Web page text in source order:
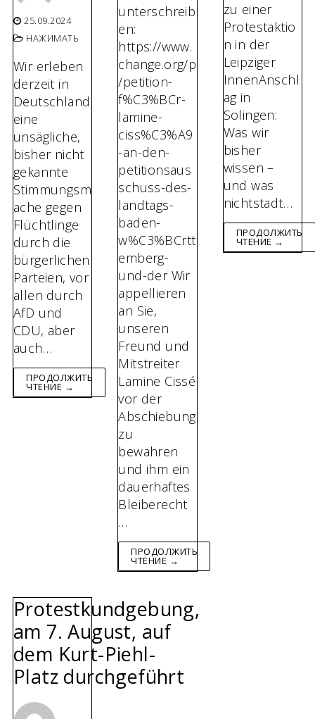
25.09.2024
НАЖИМАТЬ
Wir erleben
derzeit in
Deutschland
eine
unsägliche,
bisher nicht
gekannte
Stimmungsm
ache gegen
Flüchtlinge
durch die
bürgerlichen
Parteien, vor
allen durch
AfD und
CDU, aber
auch…
ПРОДОЛЖИТЬ
ЧТЕНИЕ →
unterschreib
en:
https://www.
change.org/p
/petition-
f%C3%BCr-
lamine-
ciss%C3%A9
-an-den-
petitionsaus
schuss-des-
landtags-
baden-
w%C3%BCrtt
emberg-
und-der Wir
appellieren
an Sie,
unseren
Freund und
Mitstreiter
Lamine Cissé
vor der
Abschiebung
zu
bewahren
und ihm ein
dauerhaftes
Bleiberecht
…
ПРОДОЛЖИТЬ
ЧТЕНИЕ →
zu einer
Protestaktio
n in der
Leipziger
InnenAnschl
ag in
Solingen:
Was wir
bisher
wissen –
und was
nichtstadt…
ПРОДОЛЖИТЬ
ЧТЕНИЕ →
Protestkundgebung,
am 7. August, auf
dem Kurt-Piehl-
Platz durchgeführt